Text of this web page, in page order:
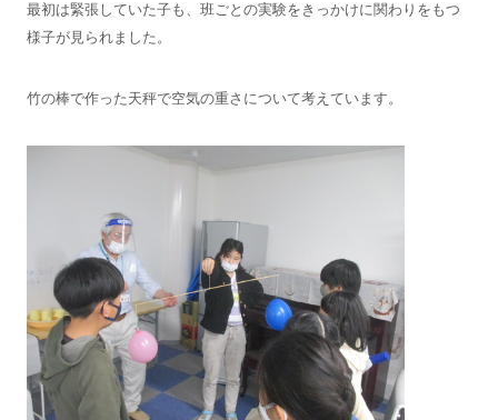
最初は緊張していた子も、班ごとの実験をきっかけに関わりをもつ
様子が見られました。
竹の棒で作った天秤で空気の重さについて考えています。